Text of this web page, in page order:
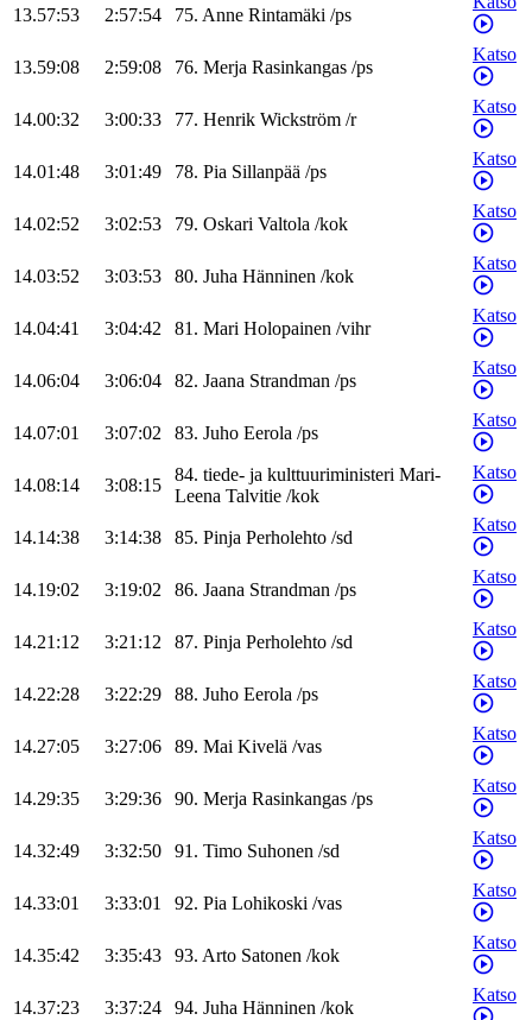
13.57:53 2:57:54 75. Anne Rintamäki /ps
13.59:08 2:59:08 76. Merja Rasinkangas /ps
Katso
14.00:32 3:00:33 77. Henrik Wickström /r
Katso
14.01:48 3:01:49 78. Pia Sillanpää /ps
Katso
14.02:52 3:02:53 79. Oskari Valtola /kok
Katso
14.03:52 3:03:53 80. Juha Hänninen /kok
Katso
14.04:41 3:04:42 81. Mari Holopainen /vihr
Katso
14.06:04 3:06:04 82. Jaana Strandman /ps
Katso
14.07:01 3:07:02 83. Juho Eerola /ps
Katso
14.08:14 3:08:15
84. tiede- ja kulttuuriministeri Mari-
Leena Talvitie /kok
Katso
14.14:38 3:14:38 85. Pinja Perholehto /sd
Katso
14.19:02 3:19:02 86. Jaana Strandman /ps
Katso
14.21:12 3:21:12 87. Pinja Perholehto /sd
Katso
14.22:28 3:22:29 88. Juho Eerola /ps
Katso
14.27:05 3:27:06 89. Mai Kivelä /vas
Katso
14.29:35 3:29:36 90. Merja Rasinkangas /ps
Katso
14.32:49 3:32:50 91. Timo Suhonen /sd
Katso
14.33:01 3:33:01 92. Pia Lohikoski /vas
Katso
14.35:42 3:35:43 93. Arto Satonen /kok
Katso
14.37:23 3:37:24 94. Juha Hänninen /kok
Katso